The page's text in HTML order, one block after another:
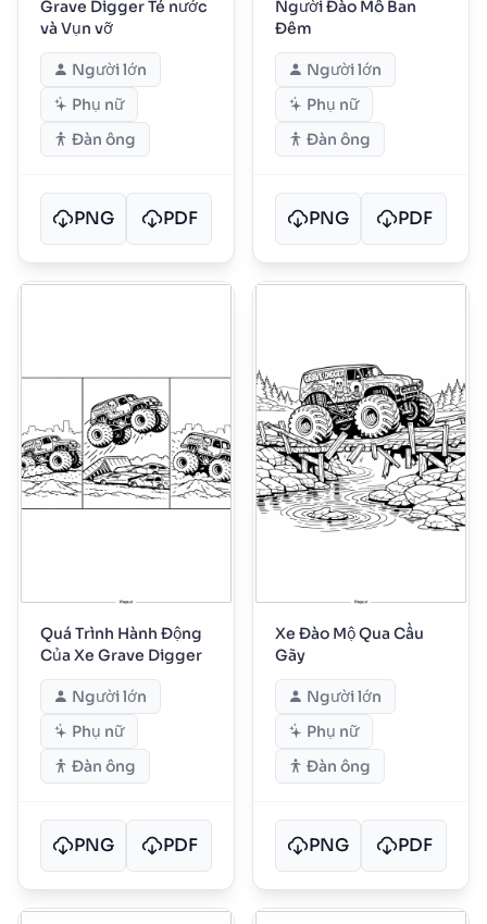
Grave Digger Té nước
và Vụn vỡ
Người lớn
Phụ nữ
Đàn ông
PNG PDF
Người Đào Mồ Ban
Đêm
Người lớn
Phụ nữ
Đàn ông
PNG PDF
Quá Trình Hành Động
Của Xe Grave Digger
Người lớn
Phụ nữ
Đàn ông
PNG PDF
Xe Đào Mộ Qua Cầu
Gãy
Người lớn
Phụ nữ
Đàn ông
PNG PDF